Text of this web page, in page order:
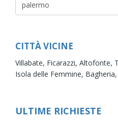
CITTÀ VICINE
Villabate, Ficarazzi, Altofonte,
Isola delle Femmine, Bagheria,
ULTIME RICHIESTE